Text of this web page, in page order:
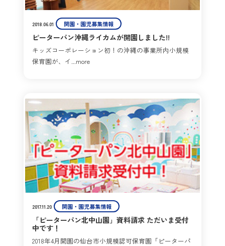
2018.06.01 開園・園児募集情報
ピーターパン沖縄ライカムが開園しました!!
キッズコーポレーション初！の沖縄の事業所内小規模
保育園が、イ...more
2017.11.20 開園・園児募集情報
「ピーターパン北中山園」資料請求 ただいま受付
中です！
2018年4月開園の仙台市小規模認可保育園「ピーターパ